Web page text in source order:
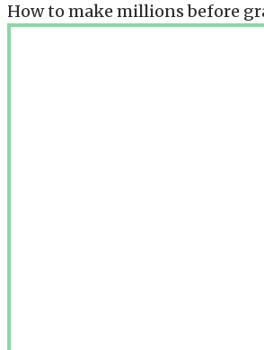
How to make millions before